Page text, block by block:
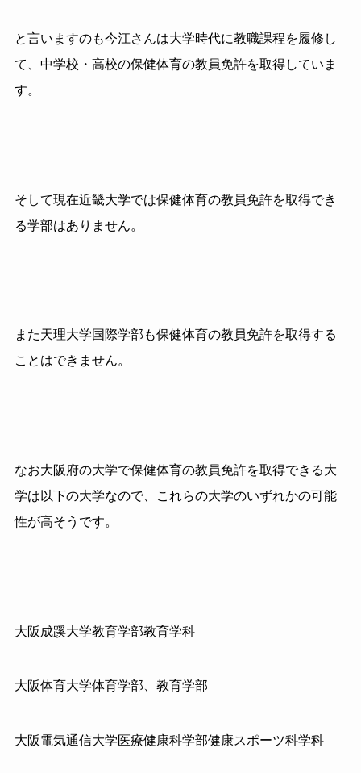
と言いますのも今江さんは大学時代に教職課程を履修し
て、中学校・高校の保健体育の教員免許を取得していま
す。
そして現在近畿大学では保健体育の教員免許を取得でき
る学部はありません。
また天理大学国際学部も保健体育の教員免許を取得する
ことはできません。
なお大阪府の大学で保健体育の教員免許を取得できる大
学は以下の大学なので、これらの大学のいずれかの可能
性が高そうです。
大阪成蹊大学教育学部教育学科
大阪体育大学体育学部、教育学部
大阪電気通信大学医療健康科学部健康スポーツ科学科